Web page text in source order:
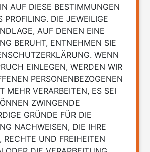
AUF DIESE BESTIMMUNGEN
PROFILING. DIE JEWEILIGE
AUF DENEN EINE
BERUHT, ENTNEHMEN SIE
WENN
EINLEGEN, WERDEN WIR
PERSONENBEZOGENEN
MEHR VERARBEITEN, ES SEI
ZWINGENDE
GRÜNDE FÜR DIE
NACHWEISEN, DIE IHRE
RECHTE UND FREIHEITEN